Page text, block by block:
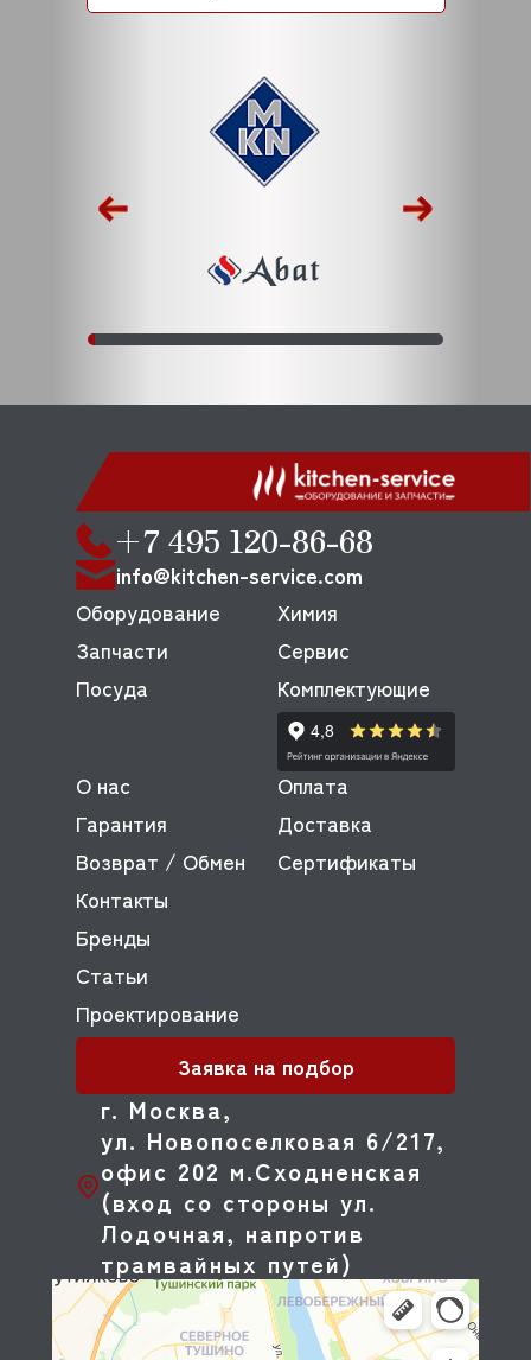
+7 495 120-86-68
info@kitchen-service.com
г. Москва,
ул. Новопоселковая 6/217,
офис 202 м.Сходненская
(вход со стороны ул.
Лодочная, напротив
трамвайных путей)
Оборудование
Запчасти
Посуда
Химия
Сервис
Комплектующие
О нас
Оплата
Гарантия
Доставка
Возврат / Обмен
Сертификаты
Контакты
Бренды
Статьи
Проектирование
Заявка на подбор